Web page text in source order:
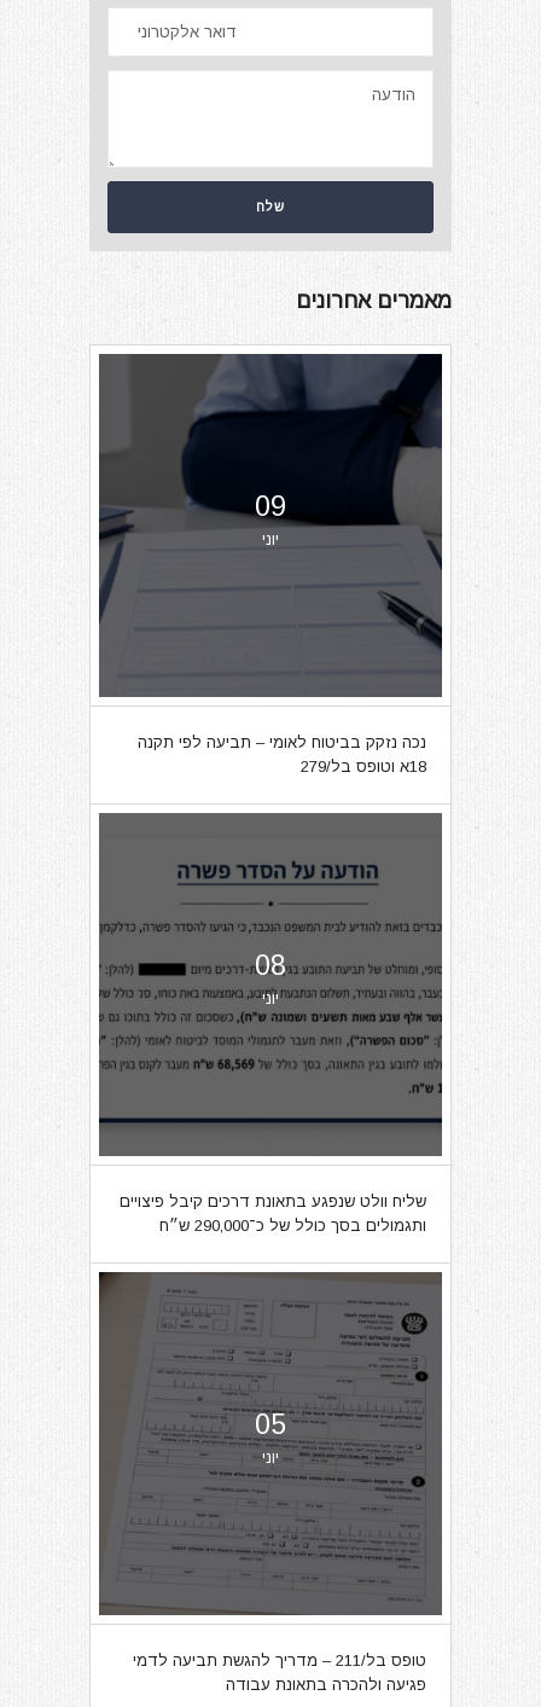
מאמרים אחרונים
09
יוני
נכה נזקק בביטוח לאומי – תביעה לפי תקנה
18א וטופס בל/279
08
יוני
שליח וולט שנפגע בתאונת דרכים קיבל פיצויים
ותגמולים בסך כולל של כ־290,000 ש״ח
05
יוני
טופס בל/211 – מדריך להגשת תביעה לדמי
פגיעה ולהכרה בתאונת עבודה